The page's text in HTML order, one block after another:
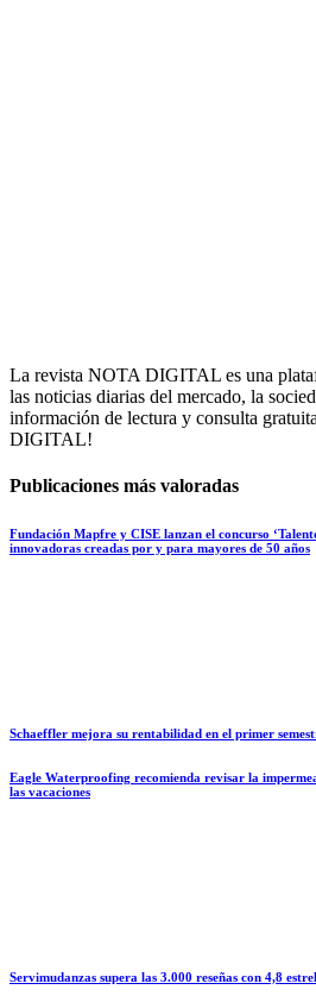
La revista NOTA DIGITAL es una
las noticias diarias del mercado, la
información de lectura y consulta
DIGITAL!
Publicaciones más valoradas
Fundación Mapfre y CISE lanzan el concurso
innovadoras creadas por y para mayores de 50 años
Schaeffler mejora su rentabilidad en el primer
Eagle Waterproofing recomienda revisar la
las vacaciones
Servimudanzas supera las 3.000 reseñas con 4,8